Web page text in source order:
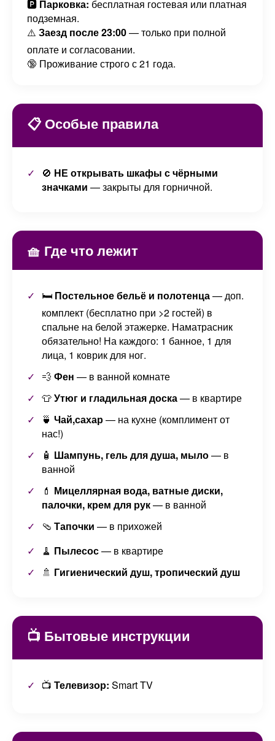
🅿️ Парковка: бесплатная гостевая или платная
подземная.
⚠️ Заезд после 23:00— только при полной
оплате и согласовании.
🔞 Проживание строго с 21 года.
📋 Особые правила
🚫 НЕ открывать шкафы с чёрными
значками — закрыты для горничной.
🧺 Где что лежит
🛏️ Постельное бельё и полотенца— доп.
комплект (бесплатно при >2 гостей) в
спальне на белой этажерке. Наматрасник
обязательно! На каждого: 1 банное, 1 для
лица, 1 коврик для ног.
💨 Фен — в ванной комнате
👕Утюг и гладильная доска— в квартире
🍵 Чай,сахар— на кухне (комплимент от
нас!)
🧴 Шампунь, гель для душа, мыло— в
ванной
💄 Мицеллярная вода, ватные диски,
палочки, крем для рук— в ванной
🩴 Тапочки — в прихожей
🧹 Пылесос— в квартире
🚿 Гигиенический душ, тропический душ
📺 Бытовые инструкции
📺 Телевизор: Smart TV